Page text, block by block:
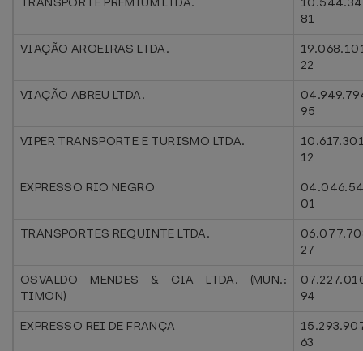
81
VIAÇÃO AROEIRAS LTDA.
22
VIAÇÃO ABREU LTDA.
95
VIPER TRANSPORTE E TURISMO LTDA.
12
EXPRESSO RIO NEGRO
01
TRANSPORTES REQUINTE LTDA.
27
OSVALDO MENDES & CIA LTDA. (MUN.:
TIMON)
94
EXPRESSO REI DE FRANÇA
63